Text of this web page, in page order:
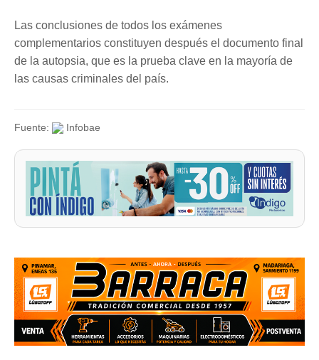
Las conclusiones de todos los exámenes
complementarios constituyen después el documento final
de la autopsia, que es la prueba clave en la mayoría de
las causas criminales del país.
Fuente: Infobae